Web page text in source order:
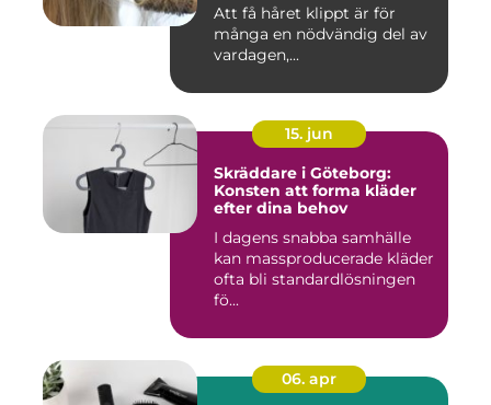
Att få håret klippt är för
många en nödvändig del av
vardagen,...
15. jun
Skräddare i Göteborg:
Konsten att forma kläder
efter dina behov
I dagens snabba samhälle
kan massproducerade kläder
ofta bli standardlösningen
fö...
06. apr